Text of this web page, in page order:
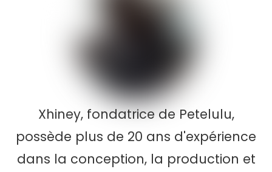
Xhiney, fondatrice de Petelulu,
possède plus de 20 ans d'expérience
dans la conception, la production et